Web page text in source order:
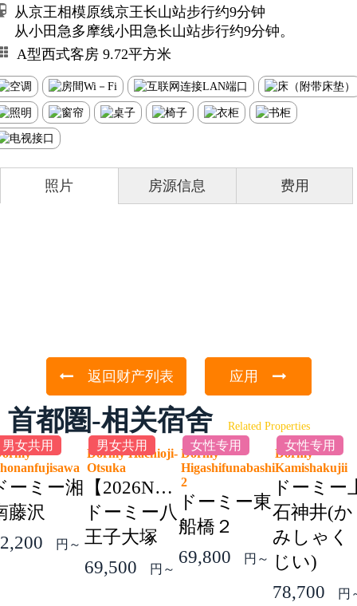
从京王相模原线京王长山站步行约9分钟
从小田急多摩线小田急长山站步行约9分钟。
A型西式客房 9.72平方米
照片 房源信息 费用
返回财产列表 应用
首都圏-相关宿舍 Related Properties
男女共用
ーミー湘
藤沢
円～
男女共用
Dormy Hachioji-
Otsuka
【2026NEW】
ドーミー八
王子大塚
69,500
円～
女性专用
Dormy
Higashifunabashi
2
ドーミー東
船橋２
69,800
円～
女性专用
Dormy
ドーミー
石神井(か
みしゃく
じい)
78,700
円